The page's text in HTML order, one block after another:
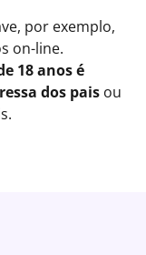
por exemplo,
on-line.
18 anos é
dos paisou